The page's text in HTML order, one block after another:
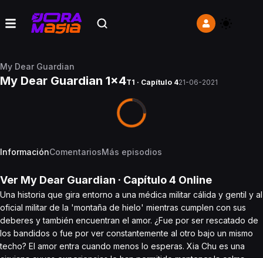
My Dear Guardian
My Dear Guardian 1x4T1 · Capítulo 421-06-2021
InformaciónComentariosMás episodios
Ver My Dear Guardian · Capítulo4 Online
Una historia que gira entorno a una médica militar cálida y gentil y al
oficial militar de la 'montaña de hielo' mientras cumplen con sus
deberes y también encuentran el amor. ¿Fue por ser rescatado de
los bandidos o fue por ver constantemente al otro bajo un mismo
techo? El amor entra cuando menos lo esperas. Xia Chu es una